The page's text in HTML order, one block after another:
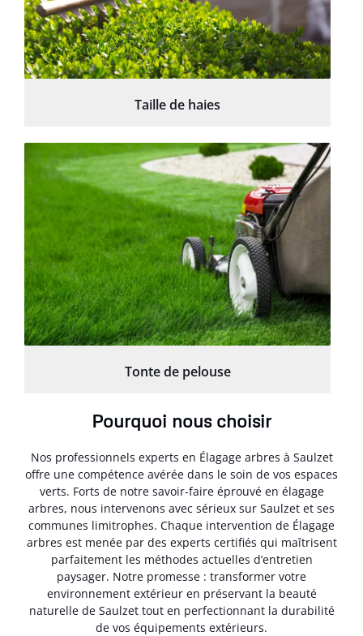
Taille de haies
Tonte de pelouse
Pourquoi nous choisir
Nos professionnels experts en Élagage arbres à Saulzet
offre une compétence avérée dans le soin de vos espaces
verts. Forts de notre savoir-faire éprouvé en élagage
arbres, nous intervenons avec sérieux sur Saulzet et ses
communes limitrophes. Chaque intervention de Élagage
arbres est menée par des experts certifiés qui maîtrisent
parfaitement les méthodes actuelles d’entretien
paysager. Notre promesse : transformer votre
environnement extérieur en préservant la beauté
naturelle de Saulzet tout en perfectionnant la durabilité
de vos équipements extérieurs.